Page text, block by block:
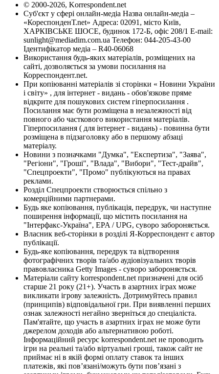
© 2000-2026, Korrespondent.net
Суб'єкт у сфері онлайн-медіа Назва онлайн-медіа –
«КореспонденТ.net» Адреса: 02091, місто Київ,
ХАРКІВСЬКЕ ШОСЕ, будинок 172-Б, офіс 208/1 E-mail:
sunlight@mediadim.com.ua Телефон: 044-205-43-00
Ідентифікатор медіа – R40-06068
Використання будь-яких матеріалів, розміщених на
сайті, дозволяється за умови посилання на
Корреспондент.net.
При копіюванні матеріалів зі сторінки « Новини України
і світу» , для інтернет - видань - обов'язкове пряме
відкрите для пошукових систем гіперпосилання .
Посилання має бути розміщена в незалежності від
повного або часткового використання матеріалів.
Гіперпосилання ( для інтернет - видань) - повинна бути
розміщена в підзаголовку або в першому абзаці
матеріалу.
Новини з позначками "Думка", "Експертиза", "Заява",
"Регіони", "Гроші", "Влада", "Вибори", "Тест-драйв",
"Спецпроекти", "Промо" публікуються на правах
реклами.
Розділ Спецпроекти створюється спільно з
комерційними партнерами.
Будь яке копіювання, публікація, передрук, чи наступне
поширення інформації, що містить посилання на
"Інтерфакс-Україна", EPA / UPG, суворо забороняється.
Власник веб-сторінки в розділі Я-Корреспондент є автор
публікації.
Будь-яке копіювання, передрук та відтворення
фотографічних творів та/або аудіовізуальних творів
правовласника Getty Images - суворо забороняється.
Матеріали сайту korrespondent.net призначені для осіб
старше 21 року (21+). Участь в азартних іграх може
викликати ігрову залежність. Дотримуйтесь правил
(принципів) відповідальної гри. При виявленні перших
ознак залежності негайно зверніться до спеціаліста.
Пам'ятайте, що участь в азартних іграх не може бути
джерелом доходів або альтернативою роботі.
Інформаційний ресурс korrespondent.net не проводить
ігри на реальні та/або віртуальні гроші, також сайт не
приймає ні в якій формі оплату ставок та інших
платежів, які пов’язані/можуть бути пов’язані з